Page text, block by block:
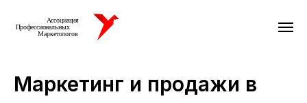
Маркетинг и продажи в